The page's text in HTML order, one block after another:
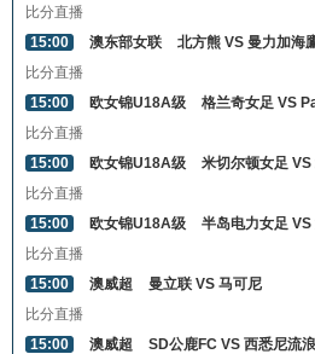
比分直播
15:00
澳东部女联
北方熊 VS 曼力加海
比分直播
15:00
欧女锦U18A级
格兰奇女足 VS
比分直播
15:00
欧女锦U18A级
米切尔顿女足
比分直播
15:00
欧女锦U18A级
半岛电力女足
比分直播
15:00
澳威超
曼立联 VS 马可尼
比分直播
15:00
澳威超
SD公鹿FC VS 西悉尼流